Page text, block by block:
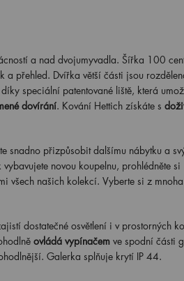
a nad dvojumyvadla. Šířka 100
a přehled. Dvířka větší části jsou
speciální patentované liště, která
dovírání. Kování Hettich získáte s
snadno přizpůsobit dalšímu nábytku a
novou koupelnu, prohlédněte si
všech našich kolekcí. Vyberte si z
dostatečné osvětlení i v prostorných
ovládá vypínačem ve spodní části
Galerka splňuje krytí IP 44.